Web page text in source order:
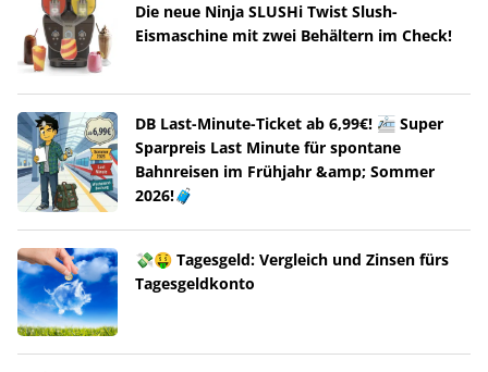
Die neue Ninja SLUSHi Twist Slush-
Eismaschine mit zwei Behältern im Check!
DB Last-Minute-Ticket ab 6,99€! 🚈 Super
Sparpreis Last Minute für spontane
Bahnreisen im Frühjahr &amp; Sommer
2026!🧳
💸🤑 Tagesgeld: Vergleich und Zinsen fürs
Tagesgeldkonto